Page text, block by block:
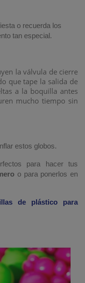
o recuerda los
tan especial.
la válvula de cierre
que tape la salida de
a la boquilla antes
mucho tiempo sin
estos globos.
para hacer tus
o para ponerlos en
de plástico para